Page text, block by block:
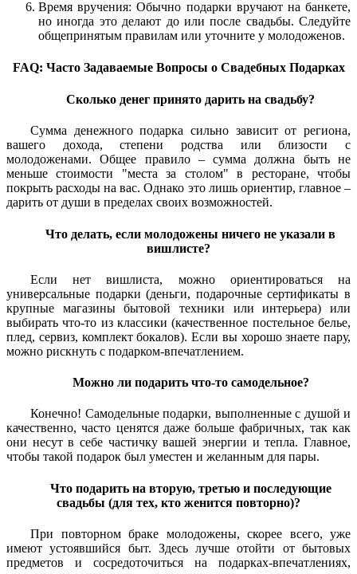
Время вручения: Обычно подарки вручают на банкете,
но иногда это делают до или после свадьбы. Следуйте
общепринятым правилам или уточните у молодоженов.
FAQ: Часто Задаваемые Вопросы о Свадебных Подарках
Сколько денег принято дарить на свадьбу?
Сумма денежного подарка сильно зависит от региона,
вашего дохода, степени родства или близости с
молодоженами. Общее правило – сумма должна быть не
меньше стоимости "места за столом" в ресторане, чтобы
покрыть расходы на вас. Однако это лишь ориентир, главное –
дарить от души в пределах своих возможностей.
Что делать, если молодожены ничего не указали в
вишлисте?
Если нет вишлиста, можно ориентироваться на
универсальные подарки (деньги, подарочные сертификаты в
крупные магазины бытовой техники или интерьера) или
выбирать что-то из классики (качественное постельное белье,
плед, сервиз, комплект бокалов). Если вы хорошо знаете пару,
можно рискнуть с подарком-впечатлением.
Можно ли подарить что-то самодельное?
Конечно! Самодельные подарки, выполненные с душой и
качественно, часто ценятся даже больше фабричных, так как
они несут в себе частичку вашей энергии и тепла. Главное,
чтобы такой подарок был уместен и желанным для пары.
Что подарить на вторую, третью и последующие
свадьбы (для тех, кто женится повторно)?
При повторном браке молодожены, скорее всего, уже
имеют устоявшийся быт. Здесь лучше отойти от бытовых
предметов и сосредоточиться на подарках-впечатлениях,